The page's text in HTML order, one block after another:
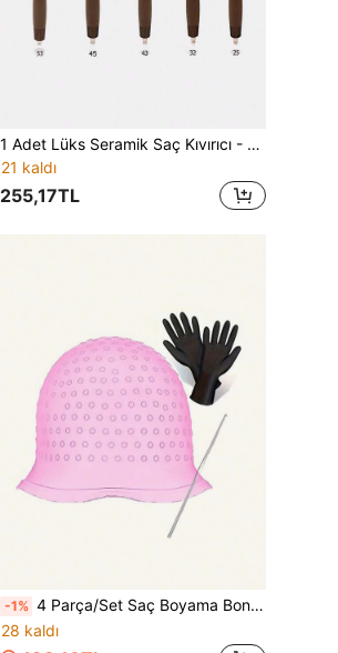
1 Adet Lüks Seramik Saç Kıvırıcı - Şık Yuvarlak Fırça - Şık Kıvırma, Elektrik Gerektirmez, Dayanıklı Saç Aksesuarı, Naylon, Tüm Saç Tiplerine Uygun, Büyük Dalgalar Şekillendirme, Saç Fırçası
21 kaldı
255,17TL
-1% 4 Parça/Set Saç Boyama Bonesi - Saç Açma Aleti, İğneli, Kolay Temizlenebilir, Salon Kullanımına Uygun Silikon Saç Açma Bonesi, Saç Boyama Eldivenleri
28 kaldı